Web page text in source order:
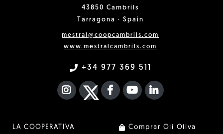
43850 Cambrils
Tarragona · Spain
mestral@coopcambrils.com
www.mestralcambrils.com
+34 977 369 511
INSTAGRAM
TWITTER
FACEBOOK F
YOUTUBEFA LINKEDIN
LA COOPERATIVA
Comprar Oli Oliva